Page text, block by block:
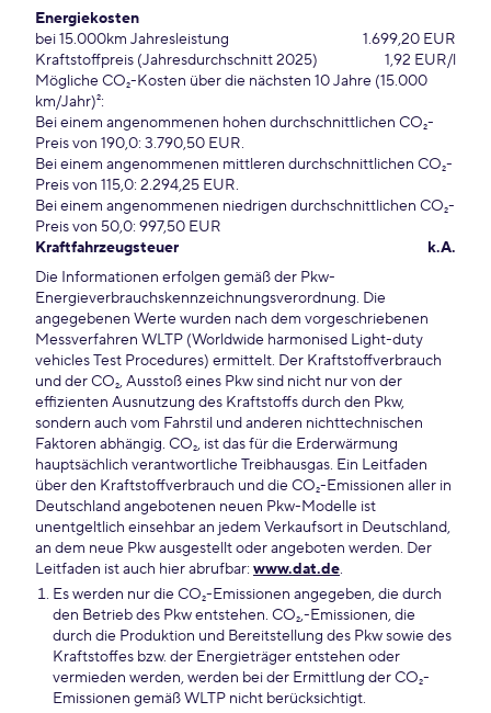
Energiekosten
bei 15.000km Jahresleistung
1.699,20 EUR
Kraftstoffpreis (Jahresdurchschnitt 2025)
1,92 EUR/l
Mögliche CO₂-Kosten über die nächsten 10 Jahre (15.000
km/Jahr)²:
Bei einem angenommenen hohen durchschnittlichen CO₂-
Preis von 190,0: 3.790,50 EUR.
Bei einem angenommenen mittleren durchschnittlichen CO₂-
Preis von 115,0: 2.294,25 EUR.
Bei einem angenommenen niedrigen durchschnittlichen CO₂-
Preis von 50,0: 997,50 EUR
Kraftfahrzeugsteuer
k.A.
Die Informationen erfolgen gemäß der Pkw-
Energieverbrauchskennzeichnungsverordnung. Die
angegebenen Werte wurden nach dem vorgeschriebenen
Messverfahren WLTP (Worldwide harmonised Light-duty
vehicles Test Procedures) ermittelt. Der Kraftstoffverbrauch
und der CO₂, Ausstoß eines Pkw sind nicht nur von der
effizienten Ausnutzung des Kraftstoffs durch den Pkw,
sondern auch vom Fahrstil und anderen nichttechnischen
Faktoren abhängig. CO₂, ist das für die Erderwärmung
hauptsächlich verantwortliche Treibhausgas. Ein Leitfaden
über den Kraftstoffverbrauch und die CO₂-Emissionen aller in
Deutschland angebotenen neuen Pkw-Modelle ist
unentgeltlich einsehbar an jedem Verkaufsort in Deutschland,
an dem neue Pkw ausgestellt oder angeboten werden. Der
Leitfaden ist auch hier abrufbar: www.dat.de.
Es werden nur die CO₂-Emissionen angegeben, die durch
den Betrieb des Pkw entstehen. CO₂,-Emissionen, die
durch die Produktion und Bereitstellung des Pkw sowie des
Kraftstoffes bzw. der Energieträger entstehen oder
vermieden werden, werden bei der Ermittlung der CO₂-
Emissionen gemäß WLTP nicht berücksichtigt.